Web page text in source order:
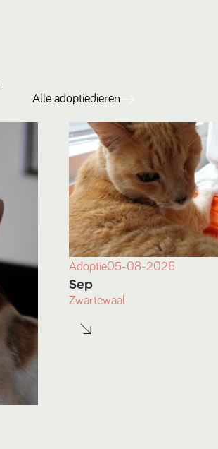
Alle adoptiedieren
Adoptie05-08-2026
Sep
Zwartewaal